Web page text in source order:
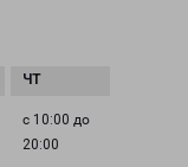
с 10:00 до
20:00